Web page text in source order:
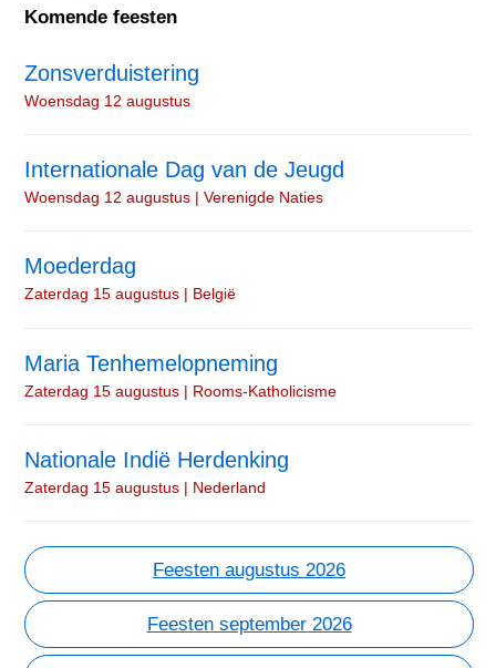
Komende feesten
Zonsverduistering
Woensdag 12 augustus
Internationale Dag van de Jeugd
Woensdag 12 augustus | Verenigde Naties
Moederdag
Zaterdag 15 augustus | België
Maria Tenhemelopneming
Zaterdag 15 augustus | Rooms-Katholicisme
Nationale Indië Herdenking
Zaterdag 15 augustus | Nederland
Feesten augustus 2026
Feesten september 2026